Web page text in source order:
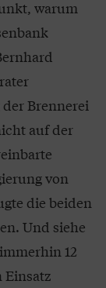
warum
Brennerei
auf der
von
die beiden
Und siehe
12
Einsatz